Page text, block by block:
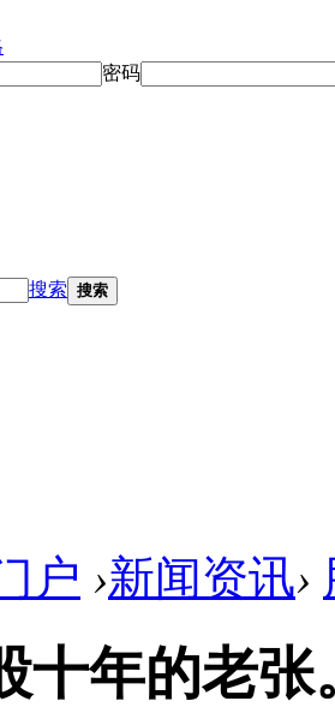
密码
搜索 搜索
户 ›新闻资讯›
十年的老